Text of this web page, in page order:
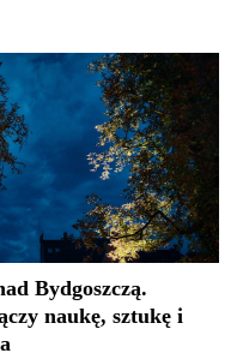
Bydgoszczą.
naukę, sztukę i